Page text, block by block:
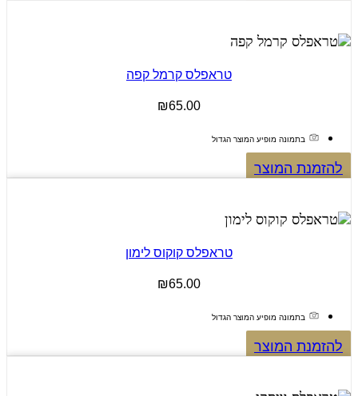
טראפלס קרמל קפה
₪65.00
בתמונה מופיע המוצר הגדול
להזמנת המוצר
טראפלס קוקוס לימון
₪65.00
בתמונה מופיע המוצר הגדול
להזמנת המוצר